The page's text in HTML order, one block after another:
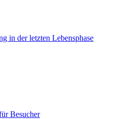
in der letzten Lebensphase
Besucher